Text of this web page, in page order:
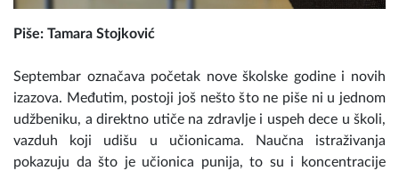
Piše: Tamara Stojković
Septembar označava početak nove školske godine i novih
izazova. Međutim, postoji još nešto što ne piše ni u jednom
udžbeniku, a direktno utiče na zdravlje i uspeh dece u školi,
vazduh koji udišu u učionicama. Naučna istraživanja
pokazuju da što je učionica punija, to su i koncentracije